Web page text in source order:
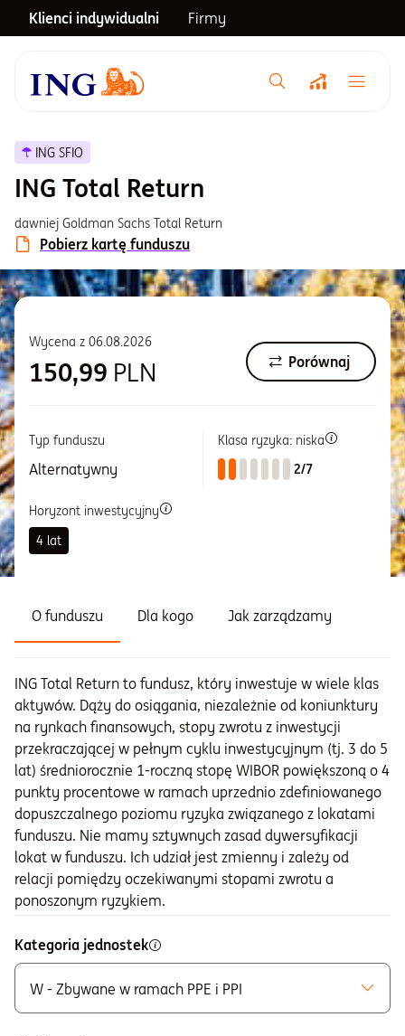
Klienci indywidualni Firmy
Menu główne
Notowania
Inwestycje
Centrum pomocy
Informacje i dokumenty
O nas
Zaloguj
ING SFIO
ING Total Return
dawniej Goldman Sachs Total Return
Pobierz kartę funduszu
Wycena z 06.08.2026
150,99 PLN Porównaj
Typ funduszu
Alternatywny
Klasa ryzyka: niska
2/7
Horyzont inwestycyjny
4 lat
O funduszu Dla kogo Jak zarządzamy
ING Total Return to fundusz, który inwestuje w wiele klas
aktywów. Dąży do osiągania, niezależnie od koniunktury
na rynkach finansowych, stopy zwrotu z inwestycji
przekraczającej w pełnym cyklu inwestycyjnym (tj. 3 do 5
lat) średniorocznie 1-roczną stopę WIBOR powiększoną o 4
punkty procentowe w ramach uprzednio zdefiniowanego
dopuszczalnego poziomu ryzyka związanego z lokatami
funduszu. Nie mamy sztywnych zasad dywersyfikacji
lokat w funduszu. Ich udział jest zmienny i zależy od
relacji pomiędzy oczekiwanymi stopami zwrotu a
ponoszonym ryzykiem.
Kategoria jednostek
W - Zbywane w ramach PPE i PPI